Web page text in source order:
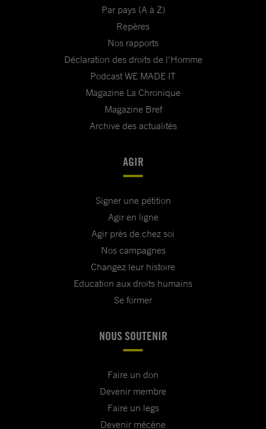
Par pays (A à Z)
Repères
Nos rapports
Déclaration des droits de l'Homme
Podcast WE MADE IT
Magazine La Chronique
Magazine Bref
Archive des actualités
AGIR
Signer une pétition
Agir en ligne
Agir près de chez soi
Nos campagnes
Changez leur histoire
Education aux droits humains
Se former
NOUS SOUTENIR
Faire un don
Devenir membre
Faire un legs
Devenir mécène